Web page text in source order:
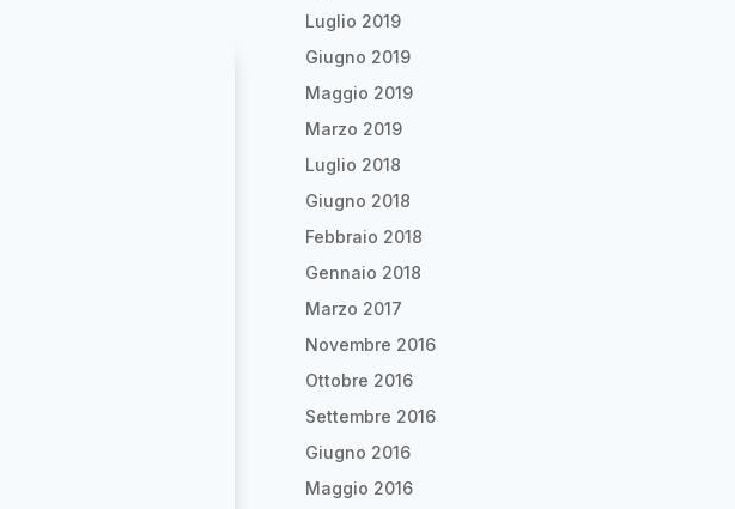
Luglio 2019
Giugno 2019
Maggio 2019
Marzo 2019
Luglio 2018
Giugno 2018
Febbraio 2018
Gennaio 2018
Marzo 2017
Novembre 2016
Ottobre 2016
Settembre 2016
Giugno 2016
Maggio 2016